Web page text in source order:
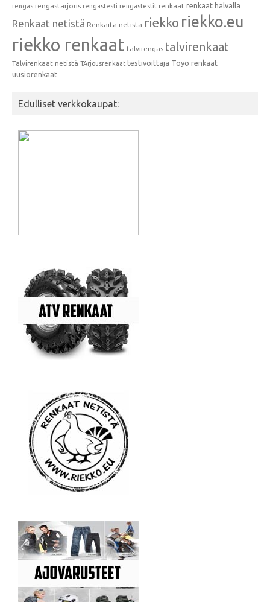
rengas rengastarjous rengastesti rengastestit renkaat renkaat halvalla
Renkaat netistä Renkaita netistä riekko riekko.eu
riekko renkaat talvirengas talvirenkaat
Talvirenkaat netistä TArjousrenkaat testivoittaja Toyo renkaat
uusiorenkaat
Edulliset verkkokaupat: